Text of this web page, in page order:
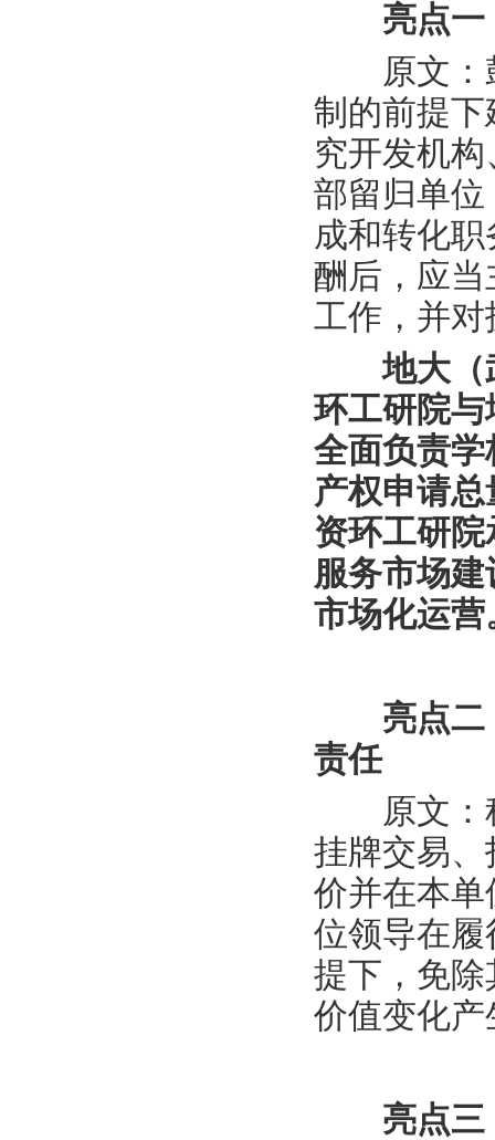
亮点一
原文：鼓
制的前提
究开发机
部留归单
成和转化
酬后，应
工作，并
地大（
环工研院
全面负责学
产权申请
资环工研
服务市场
市场化运营
亮点二
责任
原文：科
挂牌交易
价并在本
位领导在
提下，免
价值变化
亮点三